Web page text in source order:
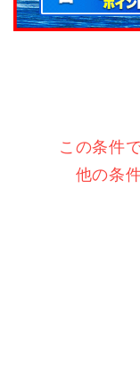
この条件
他の条